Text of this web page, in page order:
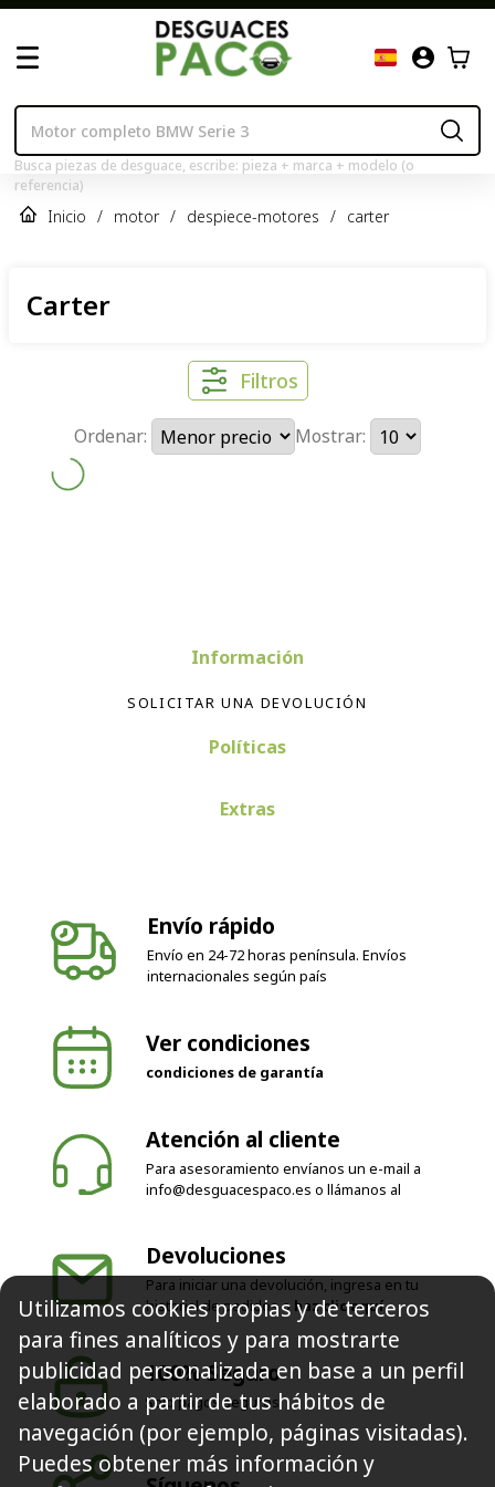
Busca piezas de desguace, escribe: pieza + marca + modelo (o
referencia)
Inicio / motor / despiece-motores / carter
Carter
Filtros
Ordenar: Mostrar:
SOLICITAR UNA DEVOLUCIÓN
Políticas
Envío en 24-72 horas península. Envíos
internacionales según país
condiciones de garantía
Para asesoramiento envíanos un e-mail a
info@desguacespaco.es o llámanos al
Para iniciar una devolución, ingresa en tu
historial de pedidos o
100% Seguro
Solo pagos seguros
Síguenos
Utilizamos cookies propias y de terceros
para fines analíticos y para mostrarte
publicidad personalizada en base a un perfil
elaborado a partir de tus hábitos de
navegación (por ejemplo, páginas visitadas).
Puedes obtener más información y